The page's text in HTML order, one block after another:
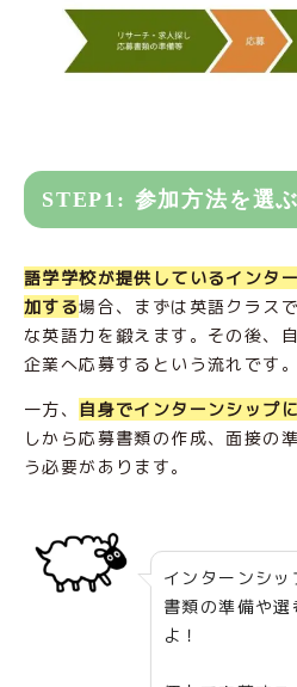
STEP1: 参加方法を選ぶ
語学学校が提供しているインタ
加する場合、まずは英語クラス
な英語力を鍛えます。その後、
企業へ応募するという流れです。
一方、 自身でインターンシップ
しから応募書類の作成、面接の
う必要があります。
インターンシ
書類の準備や
よ！